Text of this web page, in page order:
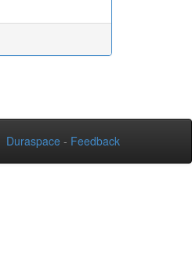
Duraspace - Feedback